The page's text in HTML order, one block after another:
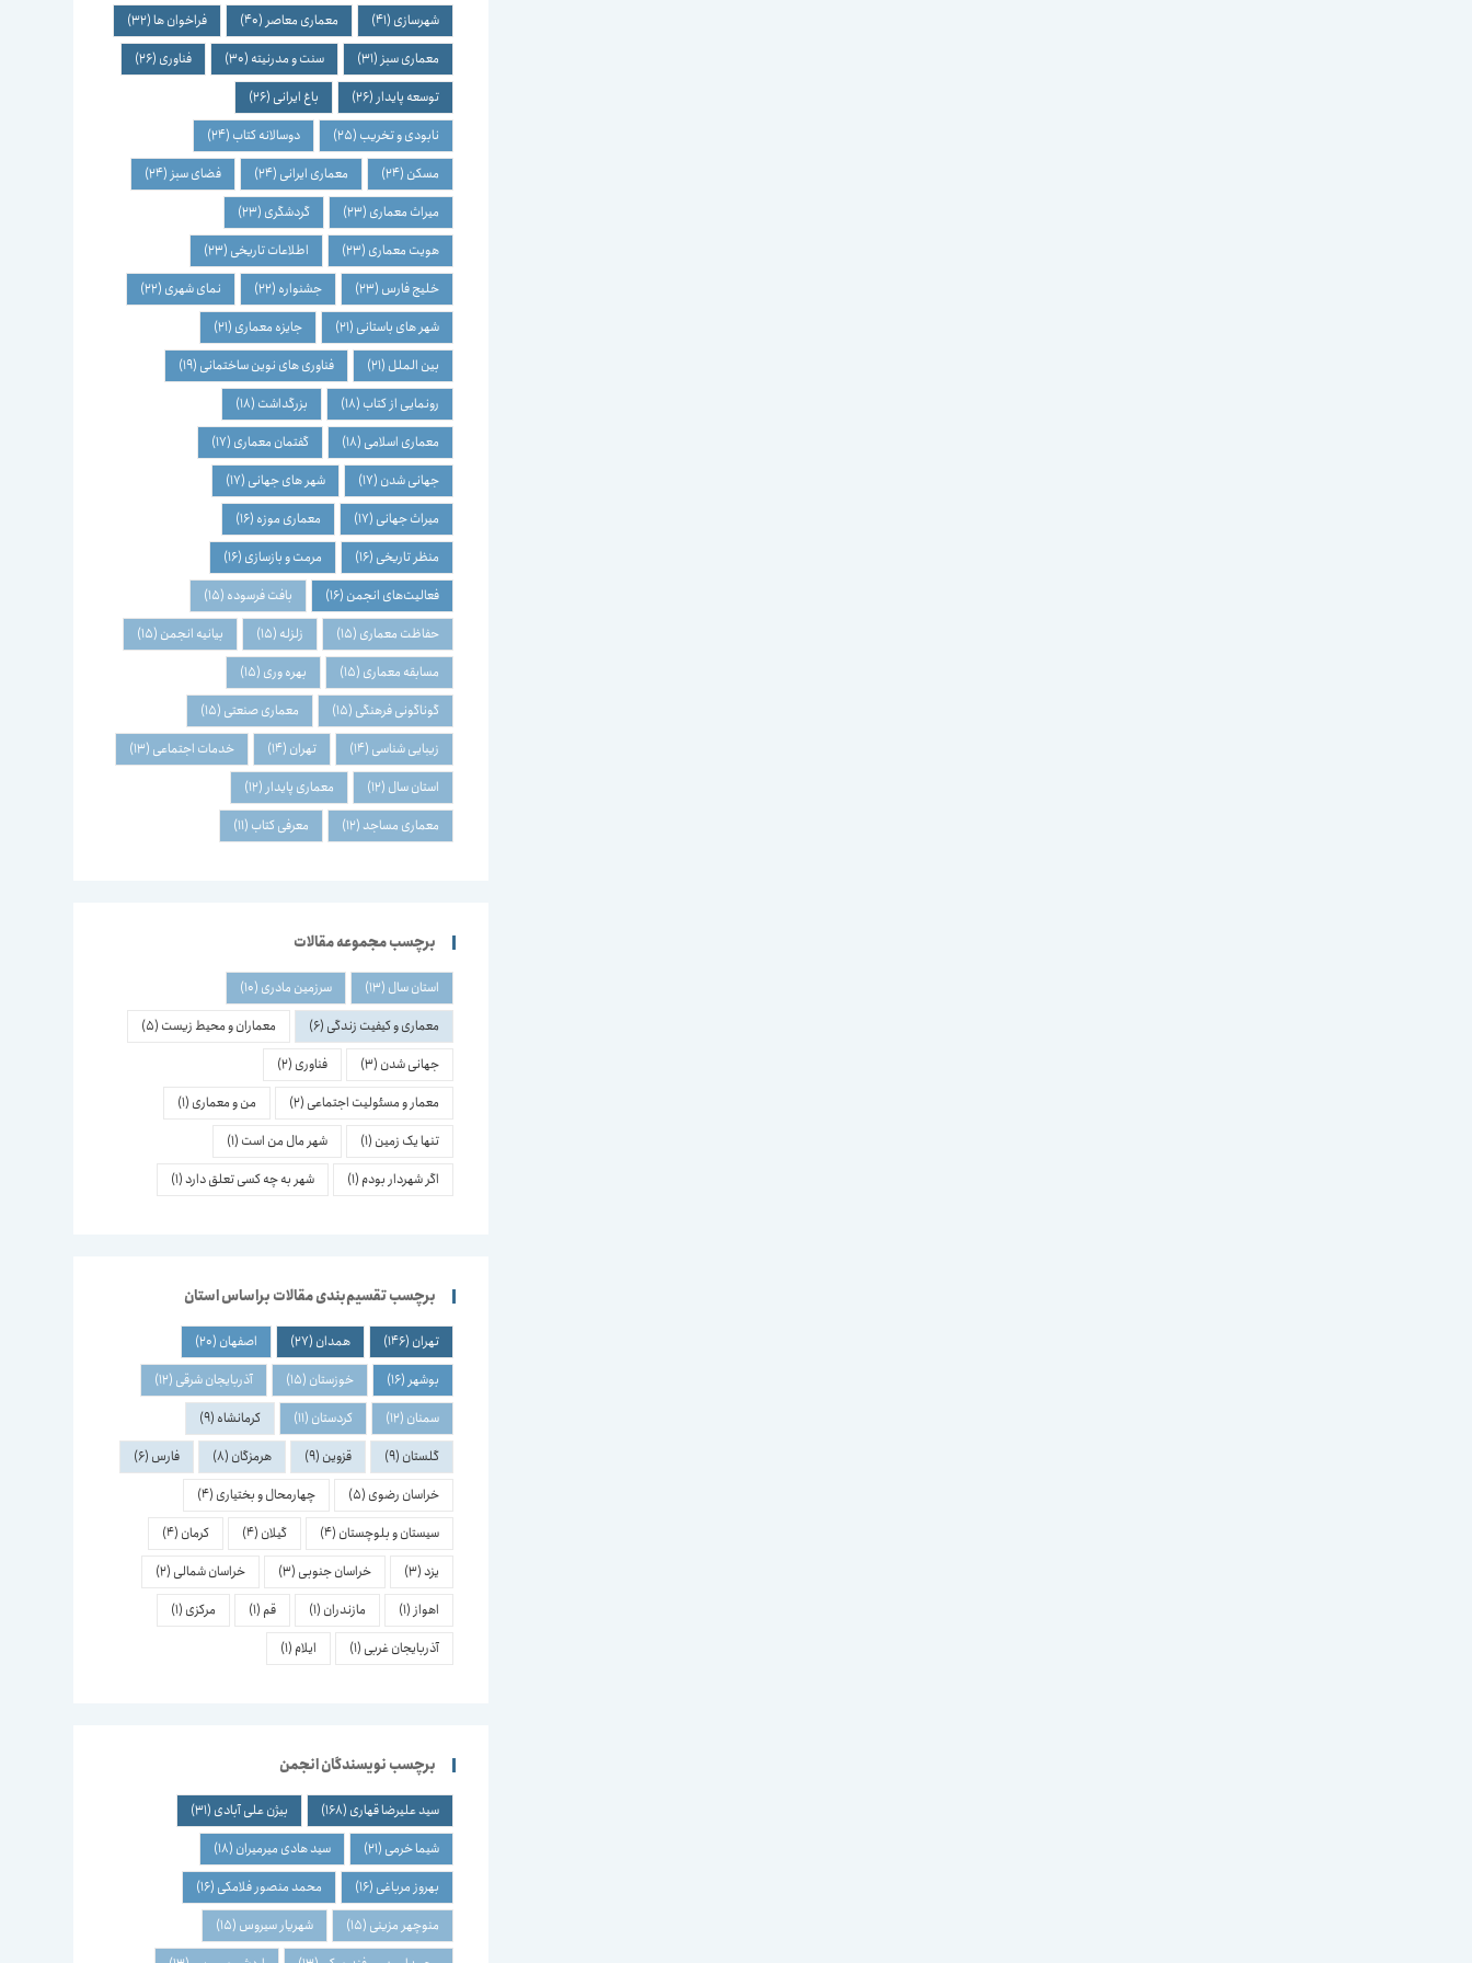
شهرسازی (41) معماری معاصر (40) فراخوان ها(32)
معماری سبز (31) سنت و مدرنیته (30) فناوری (26)
توسعه پایدار (26) باغ ایرانی (26)
نابودی و تخریب (25) دوسالانه کتاب (24)
مسکن (24) معماری ایرانی (24) فضای سبز (24)
میراث معماری (23) گردشگری (23)
هویت معماری (23) اطلاعات تاریخی (23)
خلیج فارس (23) جشنواره (22) نمای شهری (22)
شهر های باستانی (21) جایزه معماری (21)
بین الملل (21) فناوری های نوین ساختمانی (19)
رونمایی از کتاب (18) بزرگداشت (18)
معماری اسلامی (18) گفتمان معماری (17)
جهانی شدن (17) شهر های جهانی (17)
میراث جهانی (17) معماری موزه (16)
منظر تاریخی (16) مرمت و بازسازی (16)
فعالیت‌های انجمن (16) بافت فرسوده (15)
حفاظت معماری (15) زلزله (15) بیانیه انجمن (15)
مسابقه معماری (15) بهره وری (15)
گوناگونی فرهنگی (15) معماری صنعتی (15)
زیبایی شناسی (14) تهران (14) خدمات اجتماعی (13)
استان سال (12) معماری پایدار (12)
معماری مساجد(12) معرفی کتاب (11)
برچسب مجموعه مقالات
استان سال (13) سرزمین مادری (10)
معماری و کیفیت زندگی (6) معماران و محیط زیست (5)
جهانی شدن (3) فناوری (2)
معمار و مسئولیت اجتماعی (2) من و معماری (1)
تنها یک زمین (1) شهر مال من است (1)
اگر شهردار بودم (1) شهر به چه کسی تعلق دارد(1)
برچسب تقسیم‌بندی مقالات براساس استان
تهران (146) همدان (27) اصفهان (20)
بوشهر (16) خوزستان (15) آذربایجان شرقی (12)
سمنان (12) کردستان (11) کرمانشاه (9)
گلستان (9) قزوین (9) هرمزگان (8) فارس (6)
خراسان رضوی (5) چهارمحال و بختیاری (4)
سیستان و بلوچستان (4) گیلان (4) کرمان (4)
یزد(3) خراسان جنوبی (3) خراسان شمالی (2)
اهواز (1) مازندران (1) قم (1) مرکزی (1)
آذربایجان غربی (1) ایلام (1)
برچسب نویسندگان انجمن
سید علیرضا قهاری (168) بیژن علی آبادی (31)
شیما خرمی (21) سید هادی میرمیران (18)
بهروز مرباغی (16) محمد منصور فلامکی (16)
منوچهر مزینی (15) شهریار سیروس (15)